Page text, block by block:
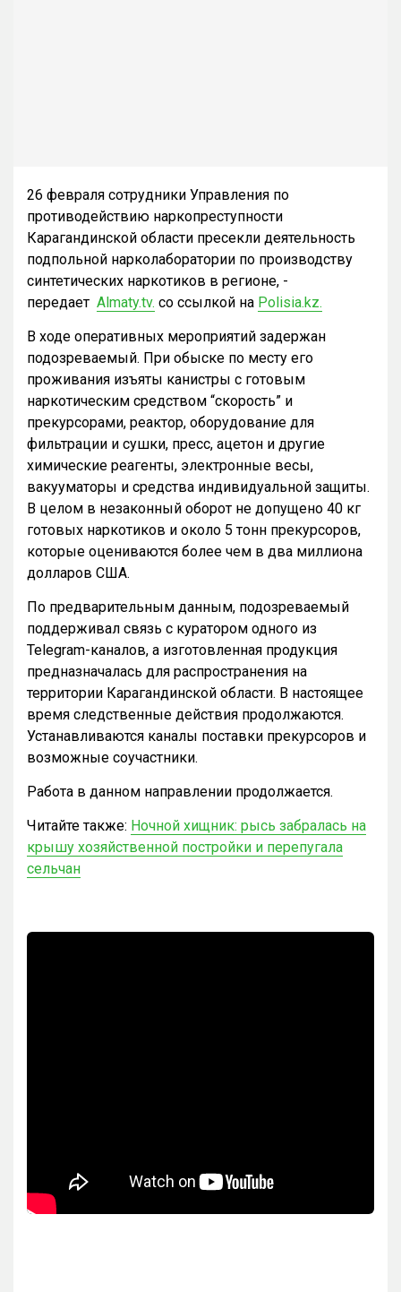
26 февраля сотрудники Управления по
противодействию наркопреступности
Карагандинской области пресекли деятельность
подпольной нарколаборатории по производству
синтетических наркотиков в регионе, -
передает Almaty.tv. со ссылкой на Polisia.kz.
В ходе оперативных мероприятий задержан
подозреваемый. При обыске по месту его
проживания изъяты канистры с готовым
наркотическим средством “скорость” и
прекурсорами, реактор, оборудование для
фильтрации и сушки, пресс, ацетон и другие
химические реагенты, электронные весы,
вакууматоры и средства индивидуальной защиты.
В целом в незаконный оборот не допущено 40 кг
готовых наркотиков и около 5 тонн прекурсоров,
которые оцениваются более чем в два миллиона
долларов США.
По предварительным данным, подозреваемый
поддерживал связь с куратором одного из
Telegram-каналов, а изготовленная продукция
предназначалась для распространения на
территории Карагандинской области. В настоящее
время следственные действия продолжаются.
Устанавливаются каналы поставки прекурсоров и
возможные соучастники.
Работа в данном направлении продолжается.
Читайте также: Ночной хищник: рысь забралась на
крышу хозяйственной постройки и перепугала
сельчан